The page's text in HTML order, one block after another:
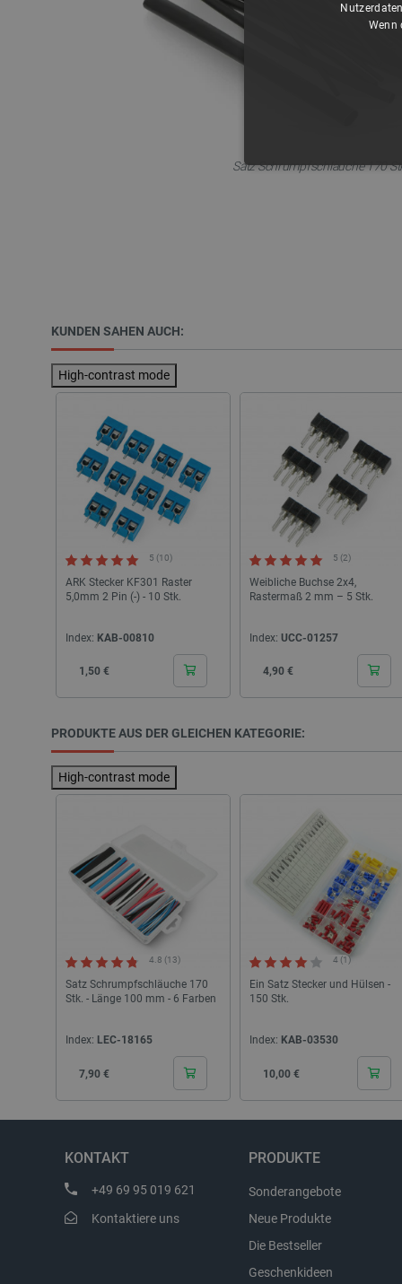
Satz Schrumpfschläuche 170
KUNDEN SAHEN AUCH:
High-contrast mode
5 (10)
ARK Stecker KF301 Raster
5,0mm 2 Pin (-) - 10 Stk.
Index: KAB-00810
Cena
1,50 €
5 (2)
Weibliche Buchse 2x4,
Rastermaß 2 mm – 5 Stk.
Index: UCC-01257
Cena
4,90 €
PRODUKTE AUS DER GLEICHEN KATEGORIE:
High-contrast mode
4.8 (13)
Satz Schrumpfschläuche 170
Stk. - Länge 100 mm - 6 Farben
Index: LEC-18165
Cena
7,90 €
4 (1)
Ein Satz Stecker und Hülsen -
150 Stk.
Index: KAB-03530
Cena
10,00 €
KONTAKT
+49 69 95 019 621
Kontaktiere uns
PRODUKTE
Sonderangebote
Neue Produkte
Die Bestseller
Geschenkideen
Wenn
critAccountId
PrestaShop-
critData
_lb
CookieScriptConsent
LaSID
critCartData
PHPSESSID
Storage declaration
Name
_uetvid
lastExternalReferrer